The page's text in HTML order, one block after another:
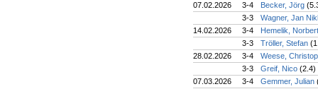
07.02.2026
3-4 Becker, Jörg
3-3
Wagner, Jan
14.02.2026
3-4
Hemelik,
3-3
Tröller, Stefan
28.02.2026
3-4
Weese,
3-3
Greif, Nico (2.4)
07.03.2026
3-4 Gemmer, Julian